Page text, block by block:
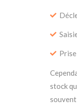
stock